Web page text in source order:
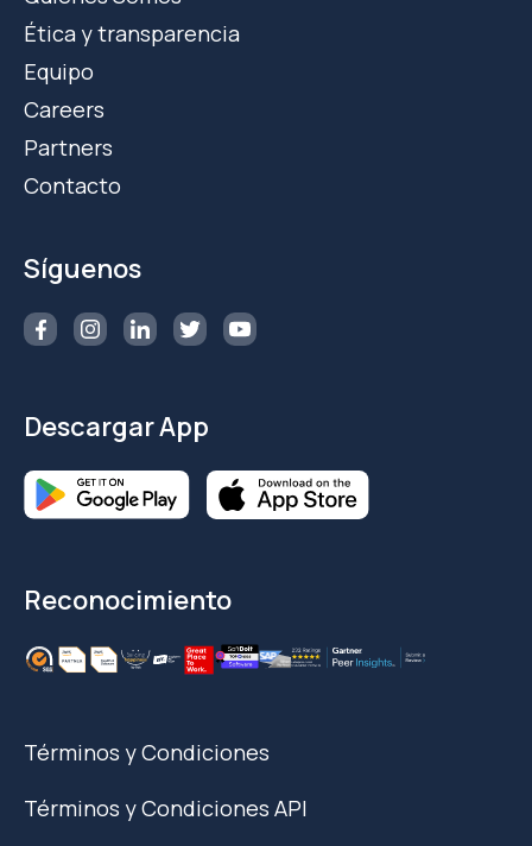
Ética y transparencia
Equipo
Careers
Partners
Contacto
Síguenos
Descargar App
Reconocimiento
Términos y Condiciones
Términos y Condiciones API